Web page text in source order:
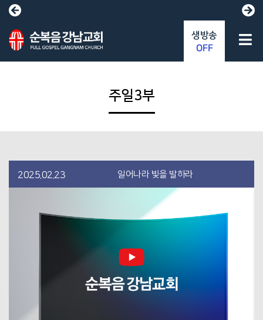
주일3부
2025.02.23 일어나라 빛을 발하라
생방송
OFF